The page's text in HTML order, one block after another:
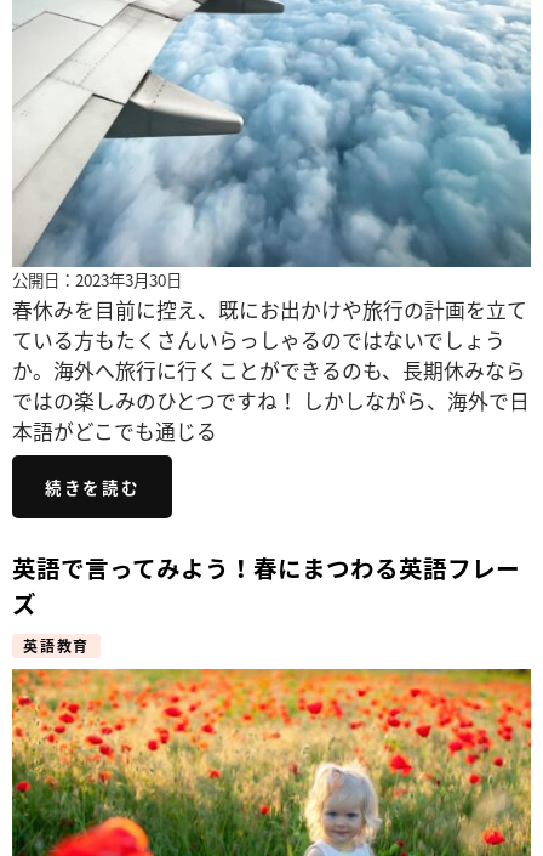
公開日：2023年3月30日
春休みを目前に控え、既にお出かけや旅行の計画を立て
ている方もたくさんいらっしゃるのではないでしょう
か。海外へ旅行に行くことができるのも、長期休みなら
ではの楽しみのひとつですね！ しかしながら、海外で日
本語がどこでも通じる
続きを読む
英語で言ってみよう！春にまつわる英語フレー
ズ
英語教育